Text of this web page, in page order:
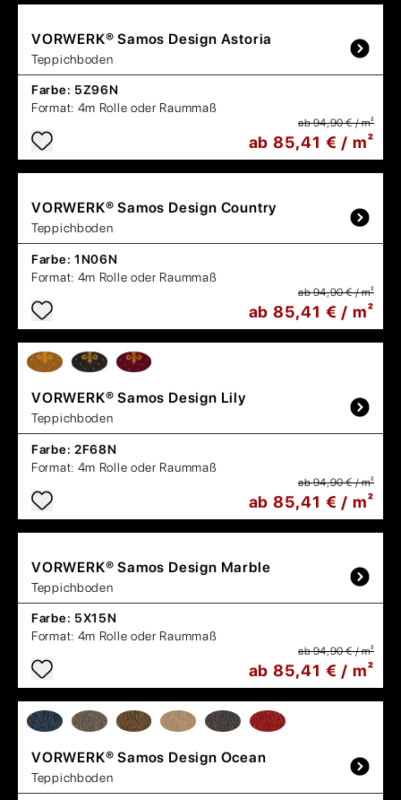
VORWERK® Samos Design Astoria
Teppichboden
Farbe: 5Z96N
Format: 4m Rolle oder Raummaß
ab 94,90 € / m²
ab 85,41 € / m²
VORWERK® Samos Design Country
Teppichboden
Farbe: 1N06N
Format: 4m Rolle oder Raummaß
ab 94,90 € / m²
ab 85,41 € / m²
VORWERK® Samos Design Lily
Teppichboden
Farbe: 2F68N
Format: 4m Rolle oder Raummaß
ab 94,90 € / m²
ab 85,41 € / m²
VORWERK® Samos Design Marble
Teppichboden
Farbe: 5X15N
Format: 4m Rolle oder Raummaß
ab 94,90 € / m²
ab 85,41 € / m²
VORWERK® Samos Design Ocean
Teppichboden